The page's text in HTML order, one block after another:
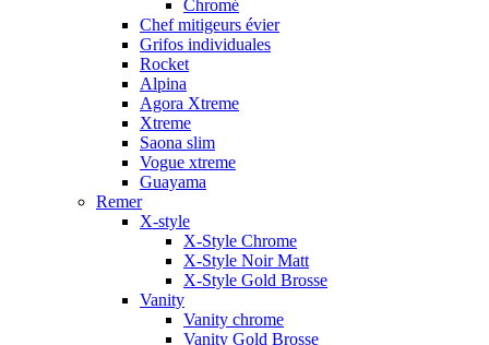
Chromé
Chef mitigeurs évier
Grifos individuales
Rocket
Alpina
Agora Xtreme
Xtreme
Saona slim
Vogue xtreme
Guayama
Remer
X-style
X-Style Chrome
X-Style Noir Matt
X-Style Gold Brosse
Vanity
Vanity chrome
Vanity Gold Brosse